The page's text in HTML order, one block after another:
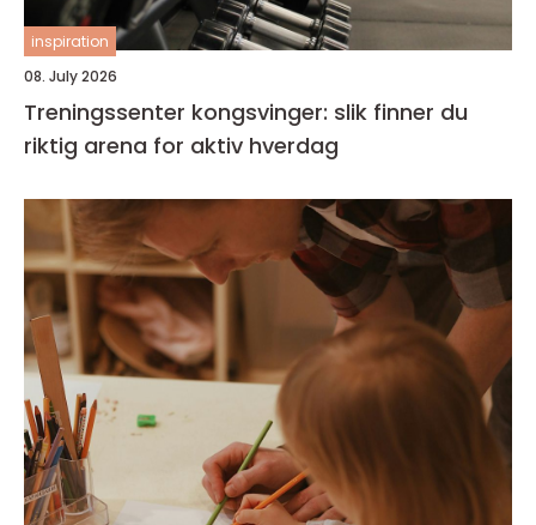
inspiration
08. July 2026
Treningssenter kongsvinger: slik finner du
riktig arena for aktiv hverdag